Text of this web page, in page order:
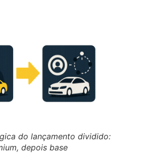
do lançamento dividido:
depois base